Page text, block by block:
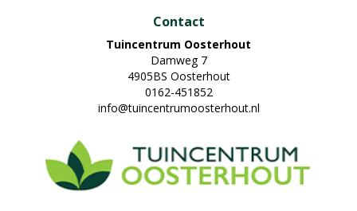
Contact
Tuincentrum Oosterhout
Damweg 7
4905BS Oosterhout
0162-451852
info@tuincentrumoosterhout.nl